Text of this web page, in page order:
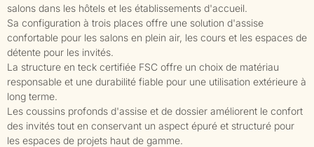
salons dans les hôtels et les établissements d'accueil.
Sa configuration à trois places offre une solution d'assise
confortable pour les salons en plein air, les cours et les espaces de
détente pour les invités.
La structure en teck certifiée FSC offre un choix de matériau
responsable et une durabilité fiable pour une utilisation extérieure à
long terme.
Les coussins profonds d'assise et de dossier améliorent le confort
des invités tout en conservant un aspect épuré et structuré pour
les espaces de projets haut de gamme.